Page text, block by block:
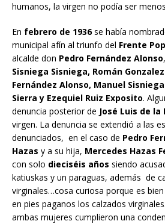
humanos, la virgen no podía ser
En febrero de 1936se había
municipal afín al triunfo del Frente
alcalde don Pedro Fernández Alonso
Sisniega Sisniega, Román
Fernández Alonso, Manuel
Sierra y Ezequiel Ruiz Exposito.
denuncia posterior de José Luis de la
virgen. La denuncia se extendió a las
denunciados, en el caso de Pedro
Hazas y a su hija, Mercedes Hazas
con solo dieciséis años siendo
katiuskas y un paraguas, además de
virginales…cosa curiosa porque es
en pies paganos los calzados
ambas mujeres cumplieron una